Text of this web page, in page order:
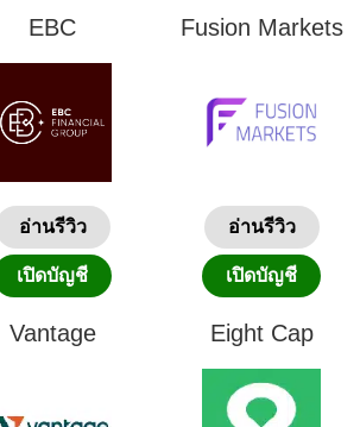
EBC
อ่านรีวิว
เปิดบัญชี
Fusion Markets
อ่านรีวิว
เปิดบัญชี
Vantage Eight Cap